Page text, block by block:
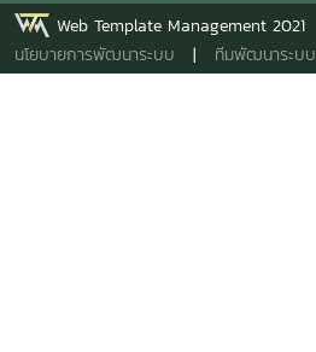
Web Template Management 2021
นโยบายการพัฒนาระบบ | ทีมพัฒนาระบบ